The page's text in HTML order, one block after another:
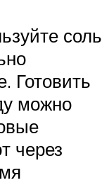
соль
Готовить
можно
через